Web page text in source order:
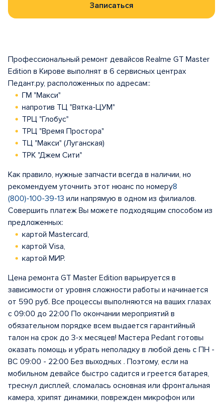
Записаться
Профессиональный ремонт девайсов Realme GT Master
Edition в Кирове выполнят в 6 сервисных центрах
Педант.ру, расположенных по адресам::
ГМ "Макси"
напротив ТЦ "Вятка-ЦУМ"
ТРЦ "Глобус"
ТРЦ "Время Простора"
ТЦ "Макси" (Луганская)
ТРК "Джем Сити"
Как правило, нужные запчасти всегда в наличии, но
рекомендуем уточнить этот нюанс по номеру8
(800)-100-39-13 или напрямую в одном из филиалов.
Совершить платеж Вы можете подходящим способом из
предложенных:
картой Mastercard,
картой Visa,
картой МИР.
Цена ремонта GT Master Edition варьируется в
зависимости от уровня сложности работы и начинается
от 590 руб. Все процессы выполняются на ваших глазах
с 09:00 до 22:00 По окончании мероприятий в
обязательном порядке всем выдается гарантийный
талон на срок до 3-х месяцев! Мастера Pedant готовы
оказать помощь и убрать неполадку в любой день с ПН -
ВС 09:00 - 22:00 Без выходных . Поэтому, если на
мобильном девайсе быстро садится и греется батарея,
треснул дисплей, сломалась основная или фронтальная
камера, хрипят динамики, поврежден микрофон или